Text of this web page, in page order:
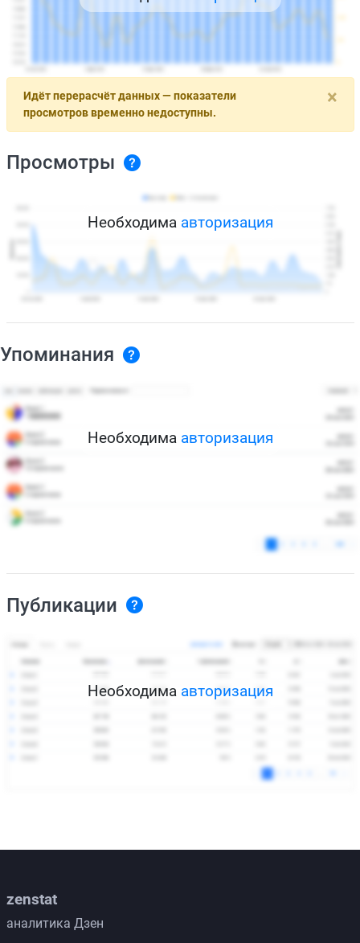
×
Идёт перерасчёт данных — показатели
просмотров временно недоступны.
Просмотры
Необходима авторизация
Упоминания
Необходима авторизация
Публикации
Необходима авторизация
zenstat
аналитика Дзен